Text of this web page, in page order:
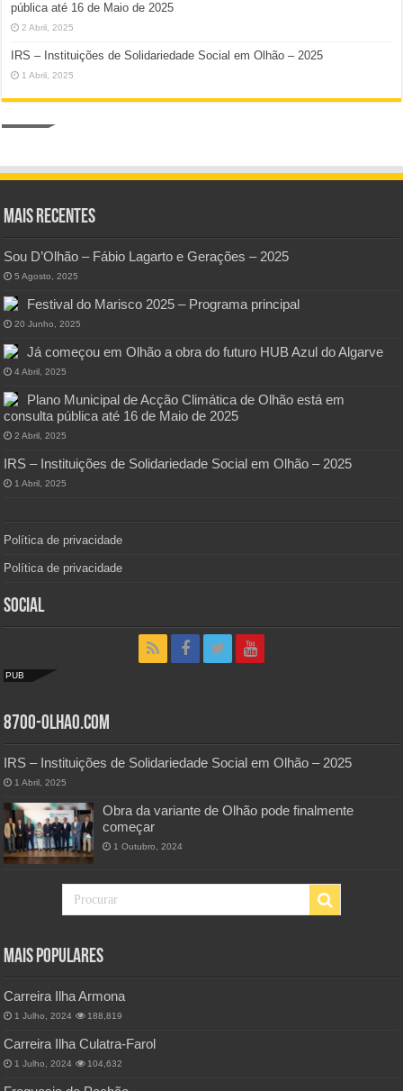
pública até 16 de Maio de 2025
2 Abril, 2025
IRS – Instituições de Solidariedade Social em Olhão – 2025
1 Abril, 2025
Mais Recentes
Sou D’Olhão – Fábio Lagarto e Gerações – 2025
5 Agosto, 2025
Festival do Marisco 2025 – Programa principal
20 Junho, 2025
Já começou em Olhão a obra do futuro HUB Azul do Algarve
4 Abril, 2025
Plano Municipal de Acção Climática de Olhão está em
consulta pública até 16 de Maio de 2025
2 Abril, 2025
IRS – Instituições de Solidariedade Social em Olhão – 2025
1 Abril, 2025
Política de privacidade
Política de privacidade
Social
PUB
8700-Olhao.com
IRS – Instituições de Solidariedade Social em Olhão – 2025
1 Abril, 2025
Obra da variante de Olhão pode finalmente
começar
1 Outubro, 2024
Mais Populares
Carreira Ilha Armona
1 Julho, 2024 188,819
Carreira Ilha Culatra-Farol
1 Julho, 2024 104,632